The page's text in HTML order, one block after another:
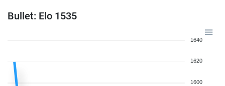
Bullet: Elo 1535
1640
1620
1600